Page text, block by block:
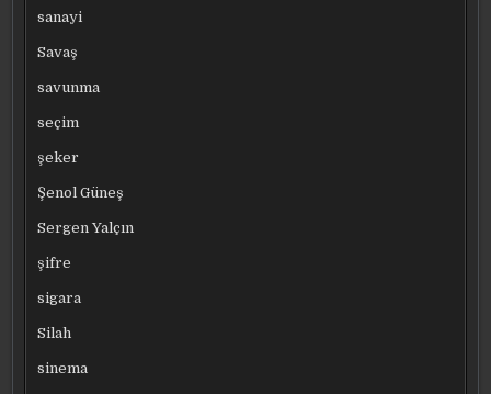
sanayi
Savaş
savunma
seçim
şeker
Şenol Güneş
Sergen Yalçın
şifre
sigara
Silah
sinema